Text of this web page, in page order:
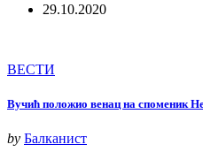
29.10.2020
ВЕСТИ
Вучић положио венац на споменик
by Балканист